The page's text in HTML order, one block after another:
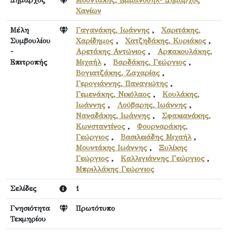
Χανίων
Μέλη
Συμβουλίου
-
Επιτροπής
Γαγανάκης, Ιωάννης ,Χαριτάκης,
Χαρίδημος ,Χατζηδάκης, Κυριάκος ,
Αρετάκης Αντώνιος , Αρπακουλάκης,
Μιχαήλ, Βαρδάκης, Γεώργιος ,
Βογιατζάκης, Ζαχαρίας ,
Γερογιάννης, Παναγιώτης ,
Γεμενάκης, Νικόλαος , Κουλάκης,
Ιωάννης , Λούβαρης, Ιωάννης ,
Ναναδάκης, Ιωάννης , Σφακιανάκης,
Κωνσταντίνος , Φουρναράκης,
Γεώργιος , Βασιλειάδης Μιχαήλ,
Μουντάκης Ιωάννης , Ξυλίκης
Γεώργιος , Καλλιγιάννης Γεώργιος ,
Μπριλλάκης Γεώργιος
Σελίδες 1
Γνησιότητα
Τεκμηρίου
Πρωτότυπο